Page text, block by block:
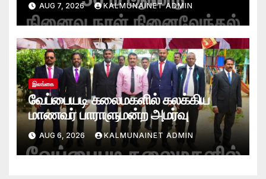
AUG 7, 2026 KALMUNAINET ADMIN
இலங்கை
வேப்பையடி கலைமகளில் கலக்கிய
மாணவர் பாராளுமன்ற அமர்வு
AUG 6, 2026 KALMUNAINET ADMIN